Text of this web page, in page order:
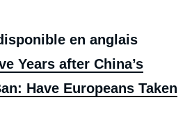
en anglais
Years after China’s
Have Europeans Taken
« Cinq ans après
importations de plastique
ont-ils pris leurs
? », Briefings, Ifri, 4 juillet